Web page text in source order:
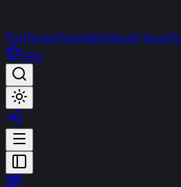
PortföyümFavorilerimCanlı Yayın
PRO